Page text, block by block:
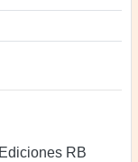
Ediciones RB